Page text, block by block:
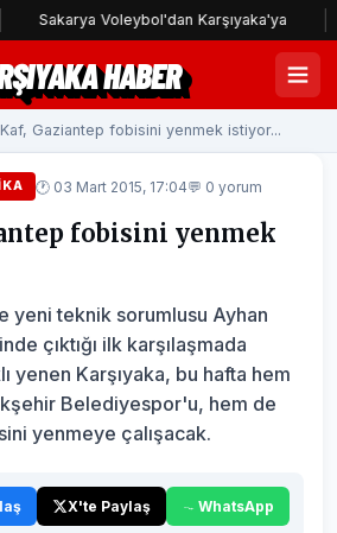
Voleybol'dan Karşıyaka'ya
HABER
Gaziantep fobisini yenmek istiyor...
🕐 03 Mart 2015, 17:04💬 0 yorum
fobisini yenmek
yeni teknik sorumlusu Ayhan
çıktığı ilk karşılaşmada
yenen Karşıyaka, bu hafta hem
Belediyespor'u, hem de
yenmeye çalışacak.
X'te Paylaş WhatsApp